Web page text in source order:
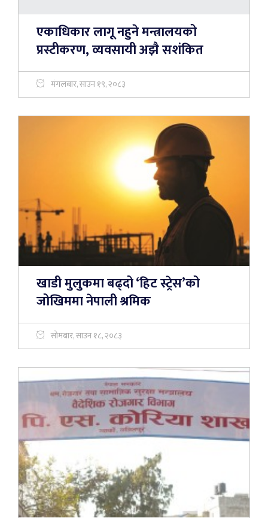
एकाधिकार लागू नहुने मन्त्रालयको
प्रस्टीकरण, व्यवसायी अझै सशंकित
मंगलबार, साउन १९, २०८३
खाडी मुलुकमा बढ्दो ‘हिट स्ट्रेस’को
जोखिममा नेपाली श्रमिक
सोमबार, साउन १८, २०८३